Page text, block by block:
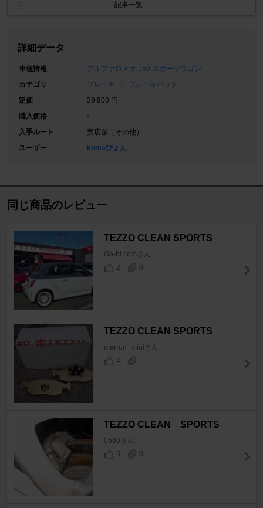
記事一覧
詳細データ
車種情報
アルファロメオ 159 スポーツワゴン
カテゴリ
ブレーキ
ブレーキパッド
定価
39,900 円
購入価格
-
入手ルート
実店舗（その他）
ユーザー
kumaぴょん
同じ商品のレビュー
TEZZO CLEAN SPORTS
Ga-hi.comさん
2
0
TEZZO CLEAN SPORTS
marron_miniさん
4
1
TEZZO CLEAN SPORTS
0569さん
5
0